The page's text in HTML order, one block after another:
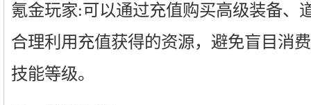
氪金玩家:可以通过充值购买高级装备、
合理利用充值获得的资源，避免盲目消
技能等级。